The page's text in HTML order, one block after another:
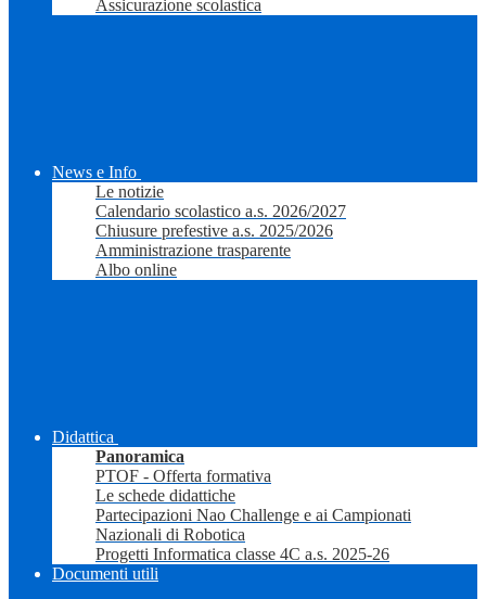
Assicurazione scolastica
News e Info
Le notizie
Calendario scolastico a.s. 2026/2027
Chiusure prefestive a.s. 2025/2026
Amministrazione trasparente
Albo online
Didattica
Panoramica
PTOF - Offerta formativa
Le schede didattiche
Partecipazioni Nao Challenge e ai Campionati
Nazionali di Robotica
Progetti Informatica classe 4C a.s. 2025-26
Documenti utili